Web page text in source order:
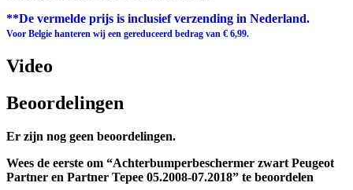
**De vermelde prijs is inclusief verzending in Nederland.
Voor Belgie hanteren wij een gereduceerd bedrag van € 6,99.
Video
Beoordelingen
Er zijn nog geen beoordelingen.
Wees de eerste om “Achterbumperbeschermer zwart Peugeot
Partner en Partner Tepee 05.2008-07.2018” te beoordelen